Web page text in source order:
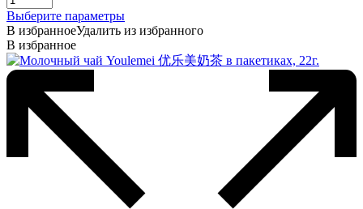
Выберите параметрыЭтот
товар
несколько
В избранноеУдалить из избранного
В избранное